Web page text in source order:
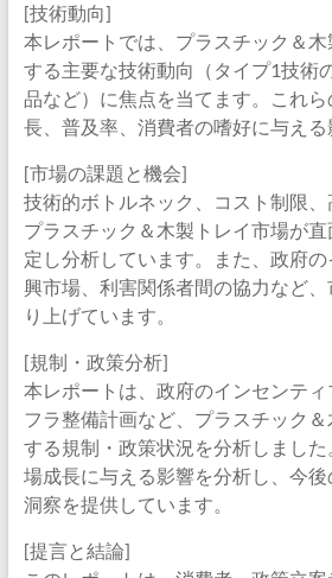
[技術動向]
本レポートでは、プラスチック＆
する主要な技術動向（タイプ1技術
品など）に焦点を当てます。これ
長、普及率、消費者の嗜好に与える
[市場の課題と機会]
技術的ボトルネック、コスト制限、
プラスチック＆木製トレイ市場が
定し分析しています。また、政府
興市場、利害関係者間の協力など
り上げています。
[規制・政策分析]
本レポートは、政府のインセンテ
フラ整備計画など、プラスチック
する規制・政策状況を分析しまし
場成長に与える影響を分析し、今
洞察を提供しています。
[提言と結論]